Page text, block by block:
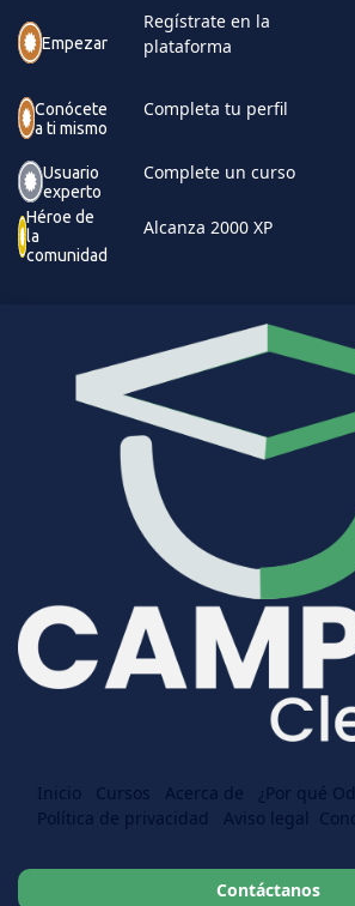
Empezar
Regístrate en la
plataforma
Conócete
a ti mismo
Completa tu perfil
Usuario
experto
Complete un curso
Héroe de
la
comunidad
Alcanza 2000 XP
Inicio Cursos Acerca de ¿Por qué
Política de privacidad
Aviso legal
Contáctanos​​​​